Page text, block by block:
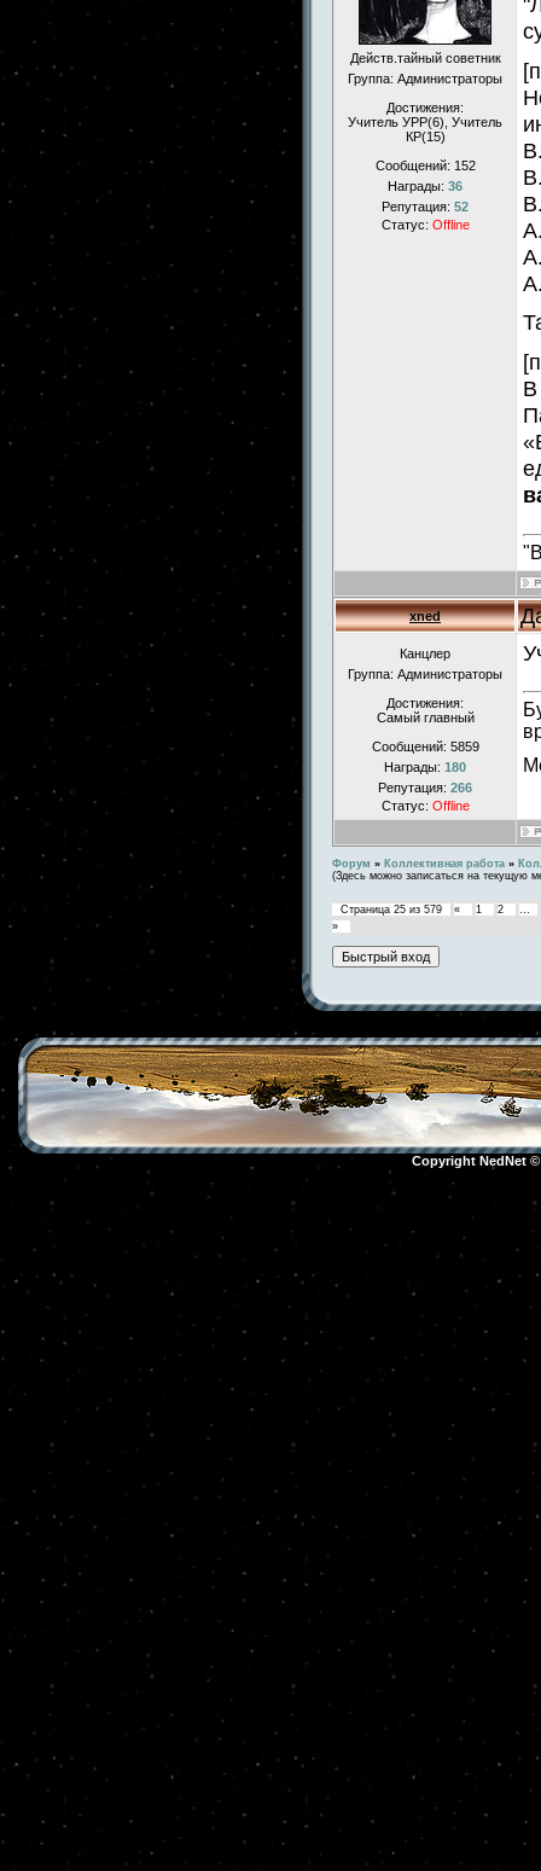
Действ.тайный советник
Группа: Администраторы
Достижения:
Учитель УРР(6), Учитель
КР(15)
Сообщений: 152
Награды: 36
Репутация: 52
Статус: Offline
В
xned
Канцлер
Группа: Администраторы
Достижения:
Самый главный
Сообщений: 5859
Награды: 180
Репутация: 266
Статус: Offline
Форум » Коллективная работа »
(Здесь можно записаться на текущую
Страница 25 из 579 « 1 2
…
»
Copyright NedNet